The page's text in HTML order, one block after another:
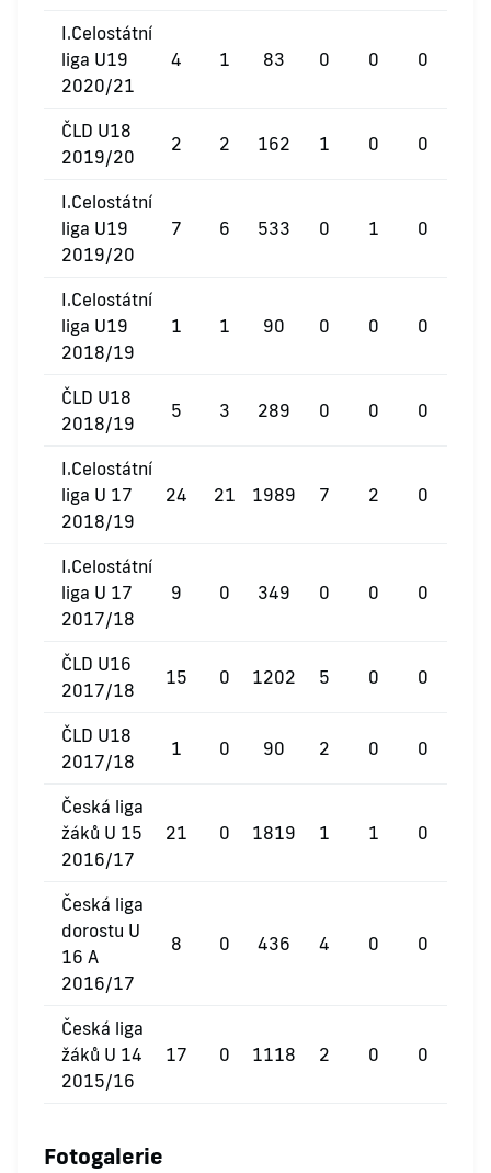
I.Celostátní
liga U19
2020/21
4 1 83 0 0 0
ČLD U18
2019/20
2 2 162 1 0 0
I.Celostátní
liga U19
2019/20
7 6 533 0 1 0
I.Celostátní
liga U19
2018/19
1 1 90 0 0 0
ČLD U18
2018/19
5 3 289 0 0 0
I.Celostátní
liga U 17
2018/19
24 21 1989 7 2 0
I.Celostátní
liga U 17
2017/18
9 0 349 0 0 0
ČLD U16
2017/18
15 0 1202 5 0 0
ČLD U18
2017/18
1 0 90 2 0 0
Česká liga
žáků U 15
2016/17
21 0 1819 1 1 0
Česká liga
dorostu U
16 A
2016/17
8 0 436 4 0 0
Česká liga
žáků U 14
2015/16
17 0 1118 2 0 0
Fotogalerie